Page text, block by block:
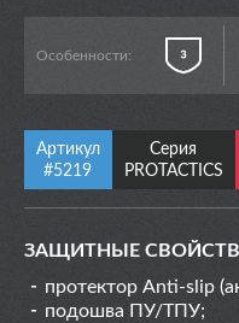
Особенности:
Артикул
#5219
Серия
PROTACTICS
ЗАЩИТНЫЕ
протектор Anti-slip
подошва ПУ/ТПУ;